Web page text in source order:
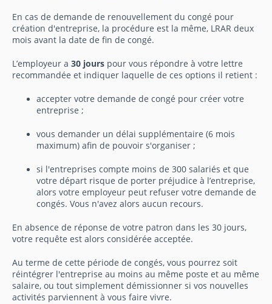
En cas de demande de renouvellement du congé pour
création d'entreprise, la procédure est la même, LRAR deux
mois avant la date de fin de congé.
L’employeur a 30 jours pour vous répondre à votre lettre
recommandée et indiquer laquelle de ces options il retient :
accepter votre demande de congé pour créer votre
entreprise ;
vous demander un délai supplémentaire (6 mois
maximum) afin de pouvoir s'organiser ;
si l'entreprises compte moins de 300 salariés et que
votre départ risque de porter préjudice à l’entreprise,
alors votre employeur peut refuser votre demande de
congés. Vous n'avez alors aucun recours.
En absence de réponse de votre patron dans les 30 jours,
votre requête est alors considérée acceptée.
Au terme de cette période de congés, vous pourrez soit
réintégrer l'entreprise au moins au même poste et au même
salaire, ou tout simplement démissionner si vos nouvelles
activités parviennent à vous faire vivre.